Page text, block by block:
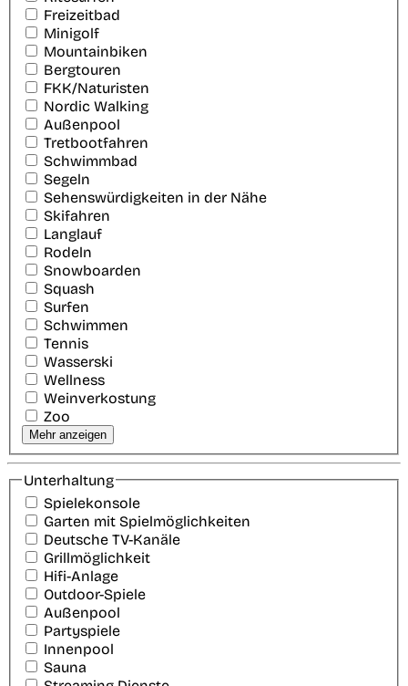
Freizeitbad
Minigolf
Mountainbiken
Bergtouren
FKK/Naturisten
Nordic Walking
Außenpool
Tretbootfahren
Schwimmbad
Segeln
Sehenswürdigkeiten in der Nähe
Skifahren
Langlauf
Rodeln
Snowboarden
Squash
Surfen
Schwimmen
Tennis
Wasserski
Wellness
Weinverkostung
Zoo
Mehr anzeigen
Unterhaltung
Spielekonsole
Garten mit Spielmöglichkeiten
Deutsche TV-Kanäle
Grillmöglichkeit
Hifi-Anlage
Outdoor-Spiele
Außenpool
Partyspiele
Innenpool
Sauna